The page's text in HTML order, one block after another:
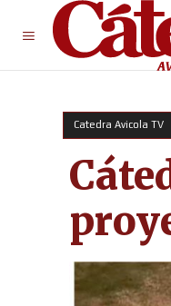
Catedra Avicola TV